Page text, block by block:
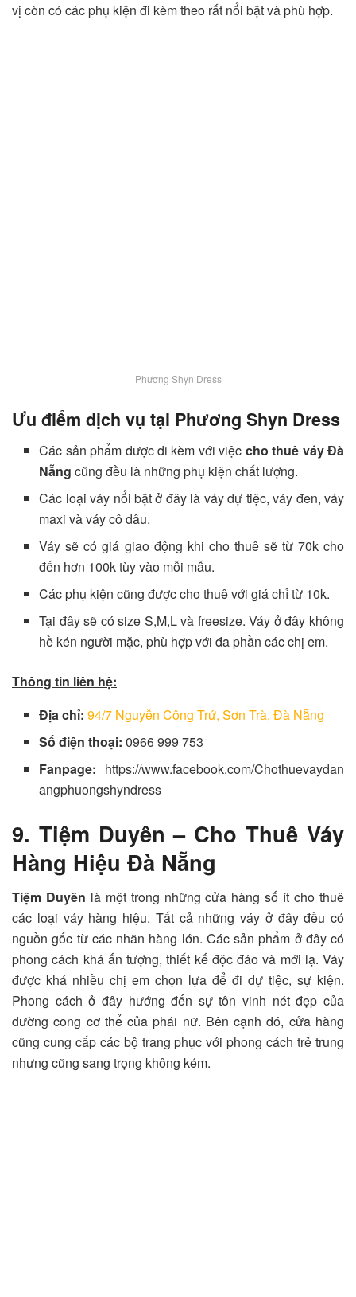
vị còn có các phụ kiện đi kèm theo rất nổi bật và phù hợp.
Phương Shyn Dress
Ưu điểm dịch vụ tại Phương Shyn Dress
Các sản phẩm được đi kèm với việc cho thuê váy Đà
Nẵng cũng đều là những phụ kiện chất lượng.
Các loại váy nổi bật ở đây là váy dự tiệc, váy đen, váy
maxi và váy cô dâu.
Váy sẽ có giá giao động khi cho thuê sẽ từ 70k cho
đến hơn 100k tùy vào mỗi mẫu.
Các phụ kiện cũng được cho thuê với giá chỉ từ 10k.
Tại đây sẽ có size S,M,L và freesize. Váy ở đây không
hề kén người mặc, phù hợp với đa phần các chị em.
Thông tin liên hệ:
Địa chỉ:94/7 Nguyễn Công Trứ, Sơn Trà, Đà Nẵng
Số điện thoại:0966 999 753
Fanpage: https://www.facebook.com/Chothuevaydan
angphuongshyndress
9. Tiệm Duyên – Cho Thuê Váy
Hàng Hiệu Đà Nẵng
Tiệm Duyên là một trong những cửa hàng số ít cho thuê
các loại váy hàng hiệu. Tất cả những váy ở đây đều có
nguồn gốc từ các nhãn hàng lớn. Các sản phẩm ở đây có
phong cách khá ấn tượng, thiết kế độc đáo và mới lạ. Váy
được khá nhiều chị em chọn lựa để đi dự tiệc, sự kiện.
Phong cách ở đây hướng đến sự tôn vinh nét đẹp của
đường cong cơ thể của phái nữ. Bên cạnh đó, cửa hàng
cũng cung cấp các bộ trang phục với phong cách trẻ trung
nhưng cũng sang trọng không kém.